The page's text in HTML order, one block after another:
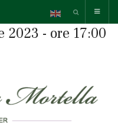
2023 - ore 17:00